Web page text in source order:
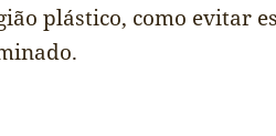
plástico, como evitar